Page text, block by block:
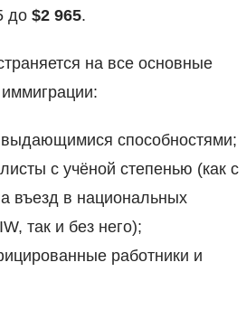
до $2 965.
на все основные
иммиграции:
способностями;
с учёной степенью (как с
въезд в национальных
так и без него);
работники и